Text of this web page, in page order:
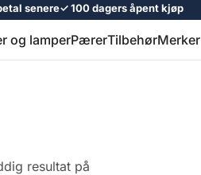
senere✓ 100 dagers åpent kjøp
og lamperPærerTilbehørMerker
resultat på